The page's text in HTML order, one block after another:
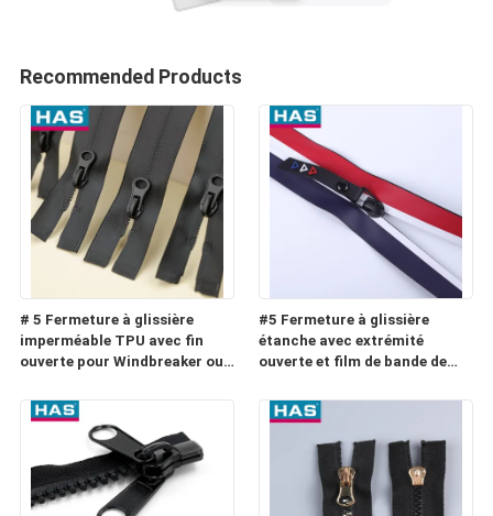
Recommended Products
# 5 Fermeture à glissière
imperméable TPU avec fin
ouverte pour Windbreaker ou
#5 Fermeture à glissière
étanche avec extrémité
ouverte et film de bande de
bagage